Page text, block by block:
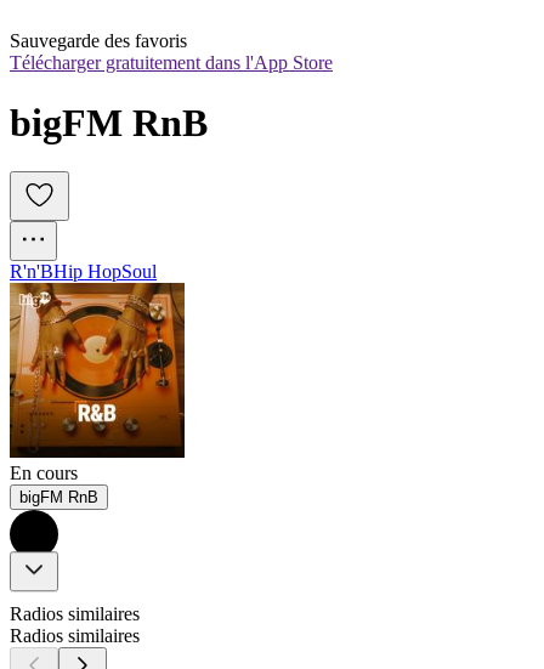
Sauvegarde des favoris
Télécharger gratuitement dans l'App Store
bigFM RnB
R'n'BHip HopSoul
En cours
bigFM RnB
Radios similaires
Radios similaires